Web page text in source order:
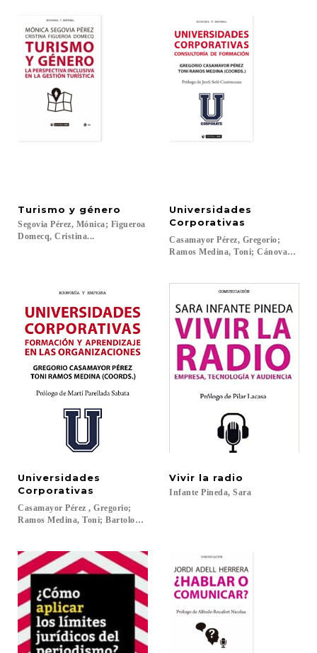
Turismo y género
Segovia Pérez, Mónica; Figueroa
Domecq, Cristina...
Universidades
Corporativas
Casamayor Pérez, Gregorio;
Ramos Medina, Toni; Cánovas
Universidades
Corporativas
Casamayor Pérez , Gregorio;
Ramos Medina, Toni; Bartolomé Pina, Antonio R.; Cano García, Elena;
Vivir la radio
Infante Pineda, Sara